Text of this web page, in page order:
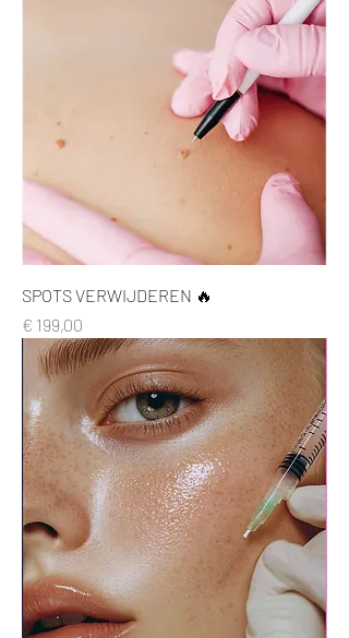
SPOTS VERWIJDEREN 🔥
Prijs
€ 199,00